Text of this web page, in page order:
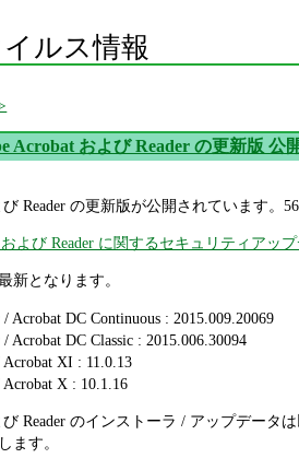
ルス情報
Acrobat および Reader の更新版 公
び Reader の更新版が公開されています。
および Reader に関するセキュリティアッ
新となります。
/ Acrobat DC Continuous : 2015.009.20069
/ Acrobat DC Classic : 2015.006.30094
Acrobat XI : 11.0.13
Acrobat X : 10.1.16
び Reader のインストーラ / アップデータ
ます。